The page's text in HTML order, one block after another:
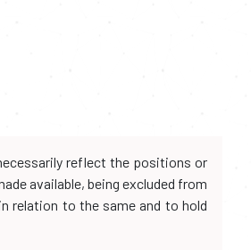
reflect the positions or
available, being excluded from
relation to the same and to hold